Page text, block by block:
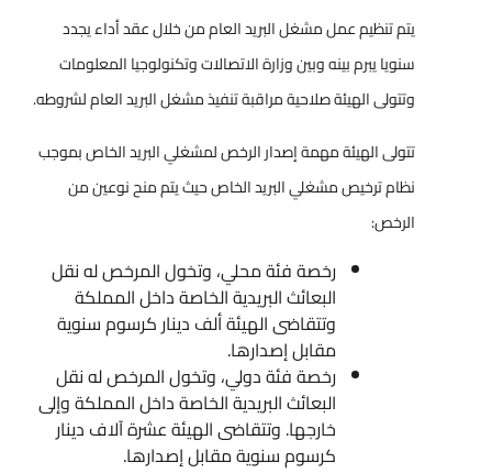
يتم تنظيم عمل مشغل البريد العام من خلال عقد أداء يجدد
سنويا يبرم بينه وبين وزارة الاتصالات وتكنولوجيا المعلومات
وتتولى الهيئة صلاحية مراقبة تنفيذ مشغل البريد العام لشروطه.
تتولى الهيئة مهمة إصدار الرخص لمشغلي البريد الخاص بموجب
نظام ترخيص مشغلي البريد الخاص حيث يتم منح نوعين من
الرخص:
رخصة فئة محلي، وتخول المرخص له نقل
البعائث البريدية الخاصة داخل المملكة
وتتقاضى الهيئة ألف دينار كرسوم سنوية
مقابل إصدارها.
رخصة فئة دولي، وتخول المرخص له نقل
البعائث البريدية الخاصة داخل المملكة وإلى
خارجها. وتتقاضى الهيئة عشرة آلاف دينار
كرسوم سنوية مقابل إصدارها.